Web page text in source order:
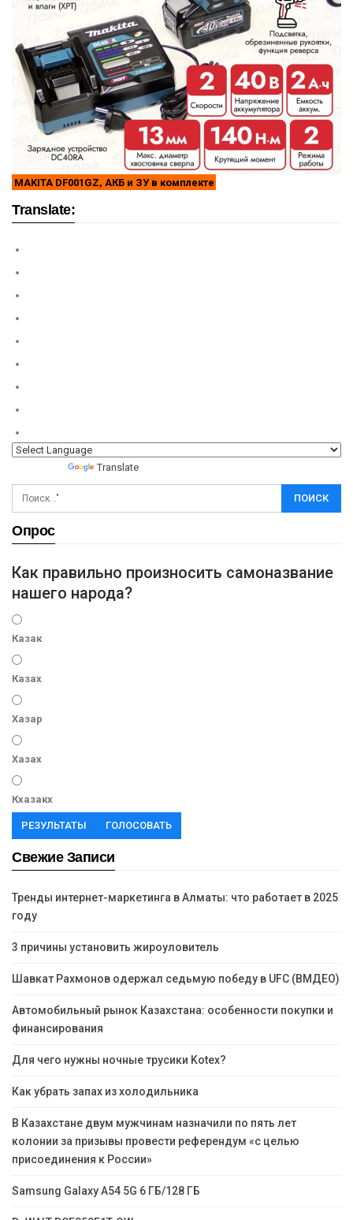
MAKITA DF001GZ, АКБ и ЗУ в комплекте
Translate:
Translate
Опрос
Как правильно произносить самоназвание
нашего народа?
Казак
Казах
Хазар
Хазах
Кхазакх
РЕЗУЛЬТАТЫ ГОЛОСОВАТЬ
Свежие Записи
Тренды интернет-маркетинга в Алматы: что работает в 2025
году
3 причины установить жироуловитель
Шавкат Рахмонов одержал седьмую победу в UFC (ВМДЕО)
Автомобильный рынок Казахстана: особенности покупки и
финансирования
Для чего нужны ночные трусики Kotex?
Как убрать запах из холодильника
В Казахстане двум мужчинам назначили по пять лет
колонии за призывы провести референдум «с целью
присоединения к России»
Samsung Galaxy A54 5G 6 ГБ/128 ГБ